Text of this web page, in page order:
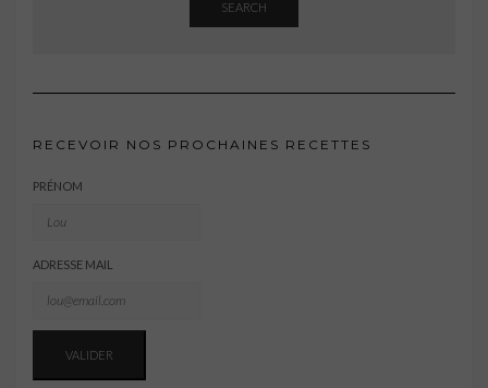
SEARCH
RECEVOIR NOS PROCHAINES RECETTES
PRÉNOM
ADRESSE MAIL